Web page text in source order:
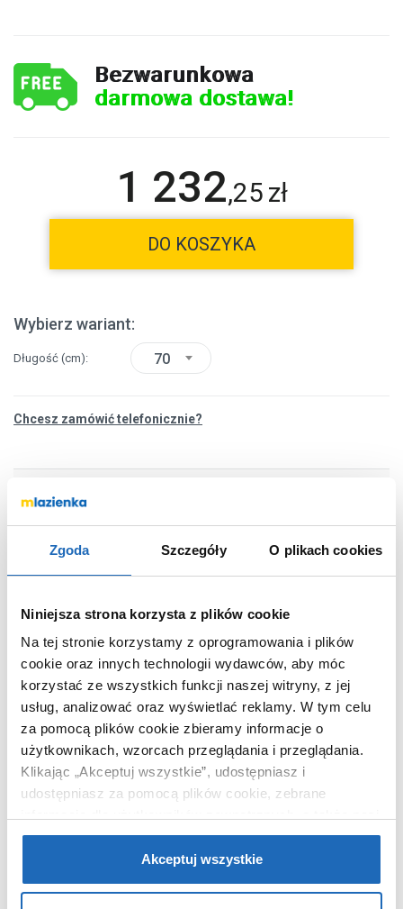
Zgoda Szczegóły O plikach cookies
Niniejsza strona korzysta z plików cookie
Na tej stronie korzystamy z oprogramowania i plików
cookie oraz innych technologii wydawców, aby móc
korzystać ze wszystkich funkcji naszej witryny, z jej
usług, analizować oraz wyświetlać reklamy. W tym celu
za pomocą plików cookie zbieramy informacje o
użytkownikach, wzorcach przeglądania i przeglądania.
Klikając „Akceptuj wszystkie”, udostępniasz i
udostępniasz za pomocą plików cookie, zebrane
partnerzy reklamowi.Jeśli chcesz, włącz „Tylko
wymagane pliki cookie”.Pamiętaj jednak, że
zablokowane niektóre pliki cookie mogą mieć wpływ na
Akceptuj wszystkie
Bezwarunkowa
darmowa dostawa!
1 232,25 zł
DO KOSZYKA
Wybierz wariant:
Długość (cm) 70
Chcesz zamówić telefonicznie?
OPIS PRODUKTU
Nr katalogowy
COB771D
Rodzaj
liniowy
Długość
Kolor
czarny
Kod EAN
5907791190703
Wymiary z
opakowaniem
80 x 13 x 17 cm
Waga z opakowaniem
2,43 kg